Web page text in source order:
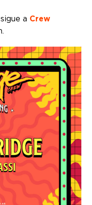
a Crew